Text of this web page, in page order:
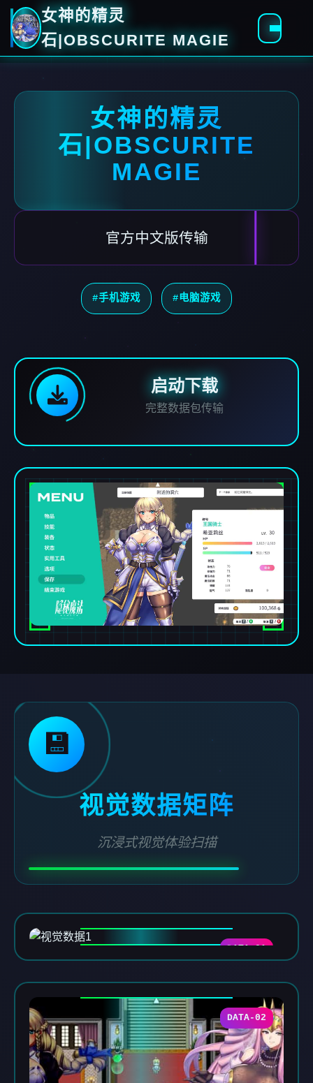
女神的精灵
石|OBSCURITE MAGIE
女神的精灵
石|OBSCURITE
MAGIE
官方中文版传输
#手机游戏 #电脑游戏
启动下载
完整数据包传输
💾
视觉数据矩阵
沉浸式视觉体验扫描
DATA-01
DATA-02